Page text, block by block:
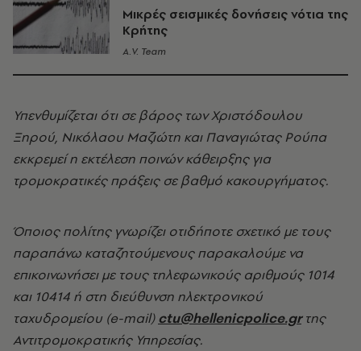
Μικρές σεισμικές δονήσεις νότια της
Κρήτης
A.V. Team
Υπενθυμίζεται ότι σε βάρος των Χριστόδουλου
Ξηρού, Νικόλαου Μαζιώτη και Παναγιώτας Ρούπα
εκκρεμεί η εκτέλεση ποινών κάθειρξης για
τρομοκρατικές πράξεις σε βαθμό κακουργήματος.
Όποιος πολίτης γνωρίζει οτιδήποτε σχετικό με τους
παραπάνω καταζητούμενους παρακαλούμε να
επικοινωνήσει με τους τηλεφωνικούς αριθμούς 1014
και 10414 ή στη διεύθυνση ηλεκτρονικού
ταχυδρομείου (e-mail)ctu@hellenicpolice.grτης
Αντιτρομοκρατικής Υπηρεσίας.